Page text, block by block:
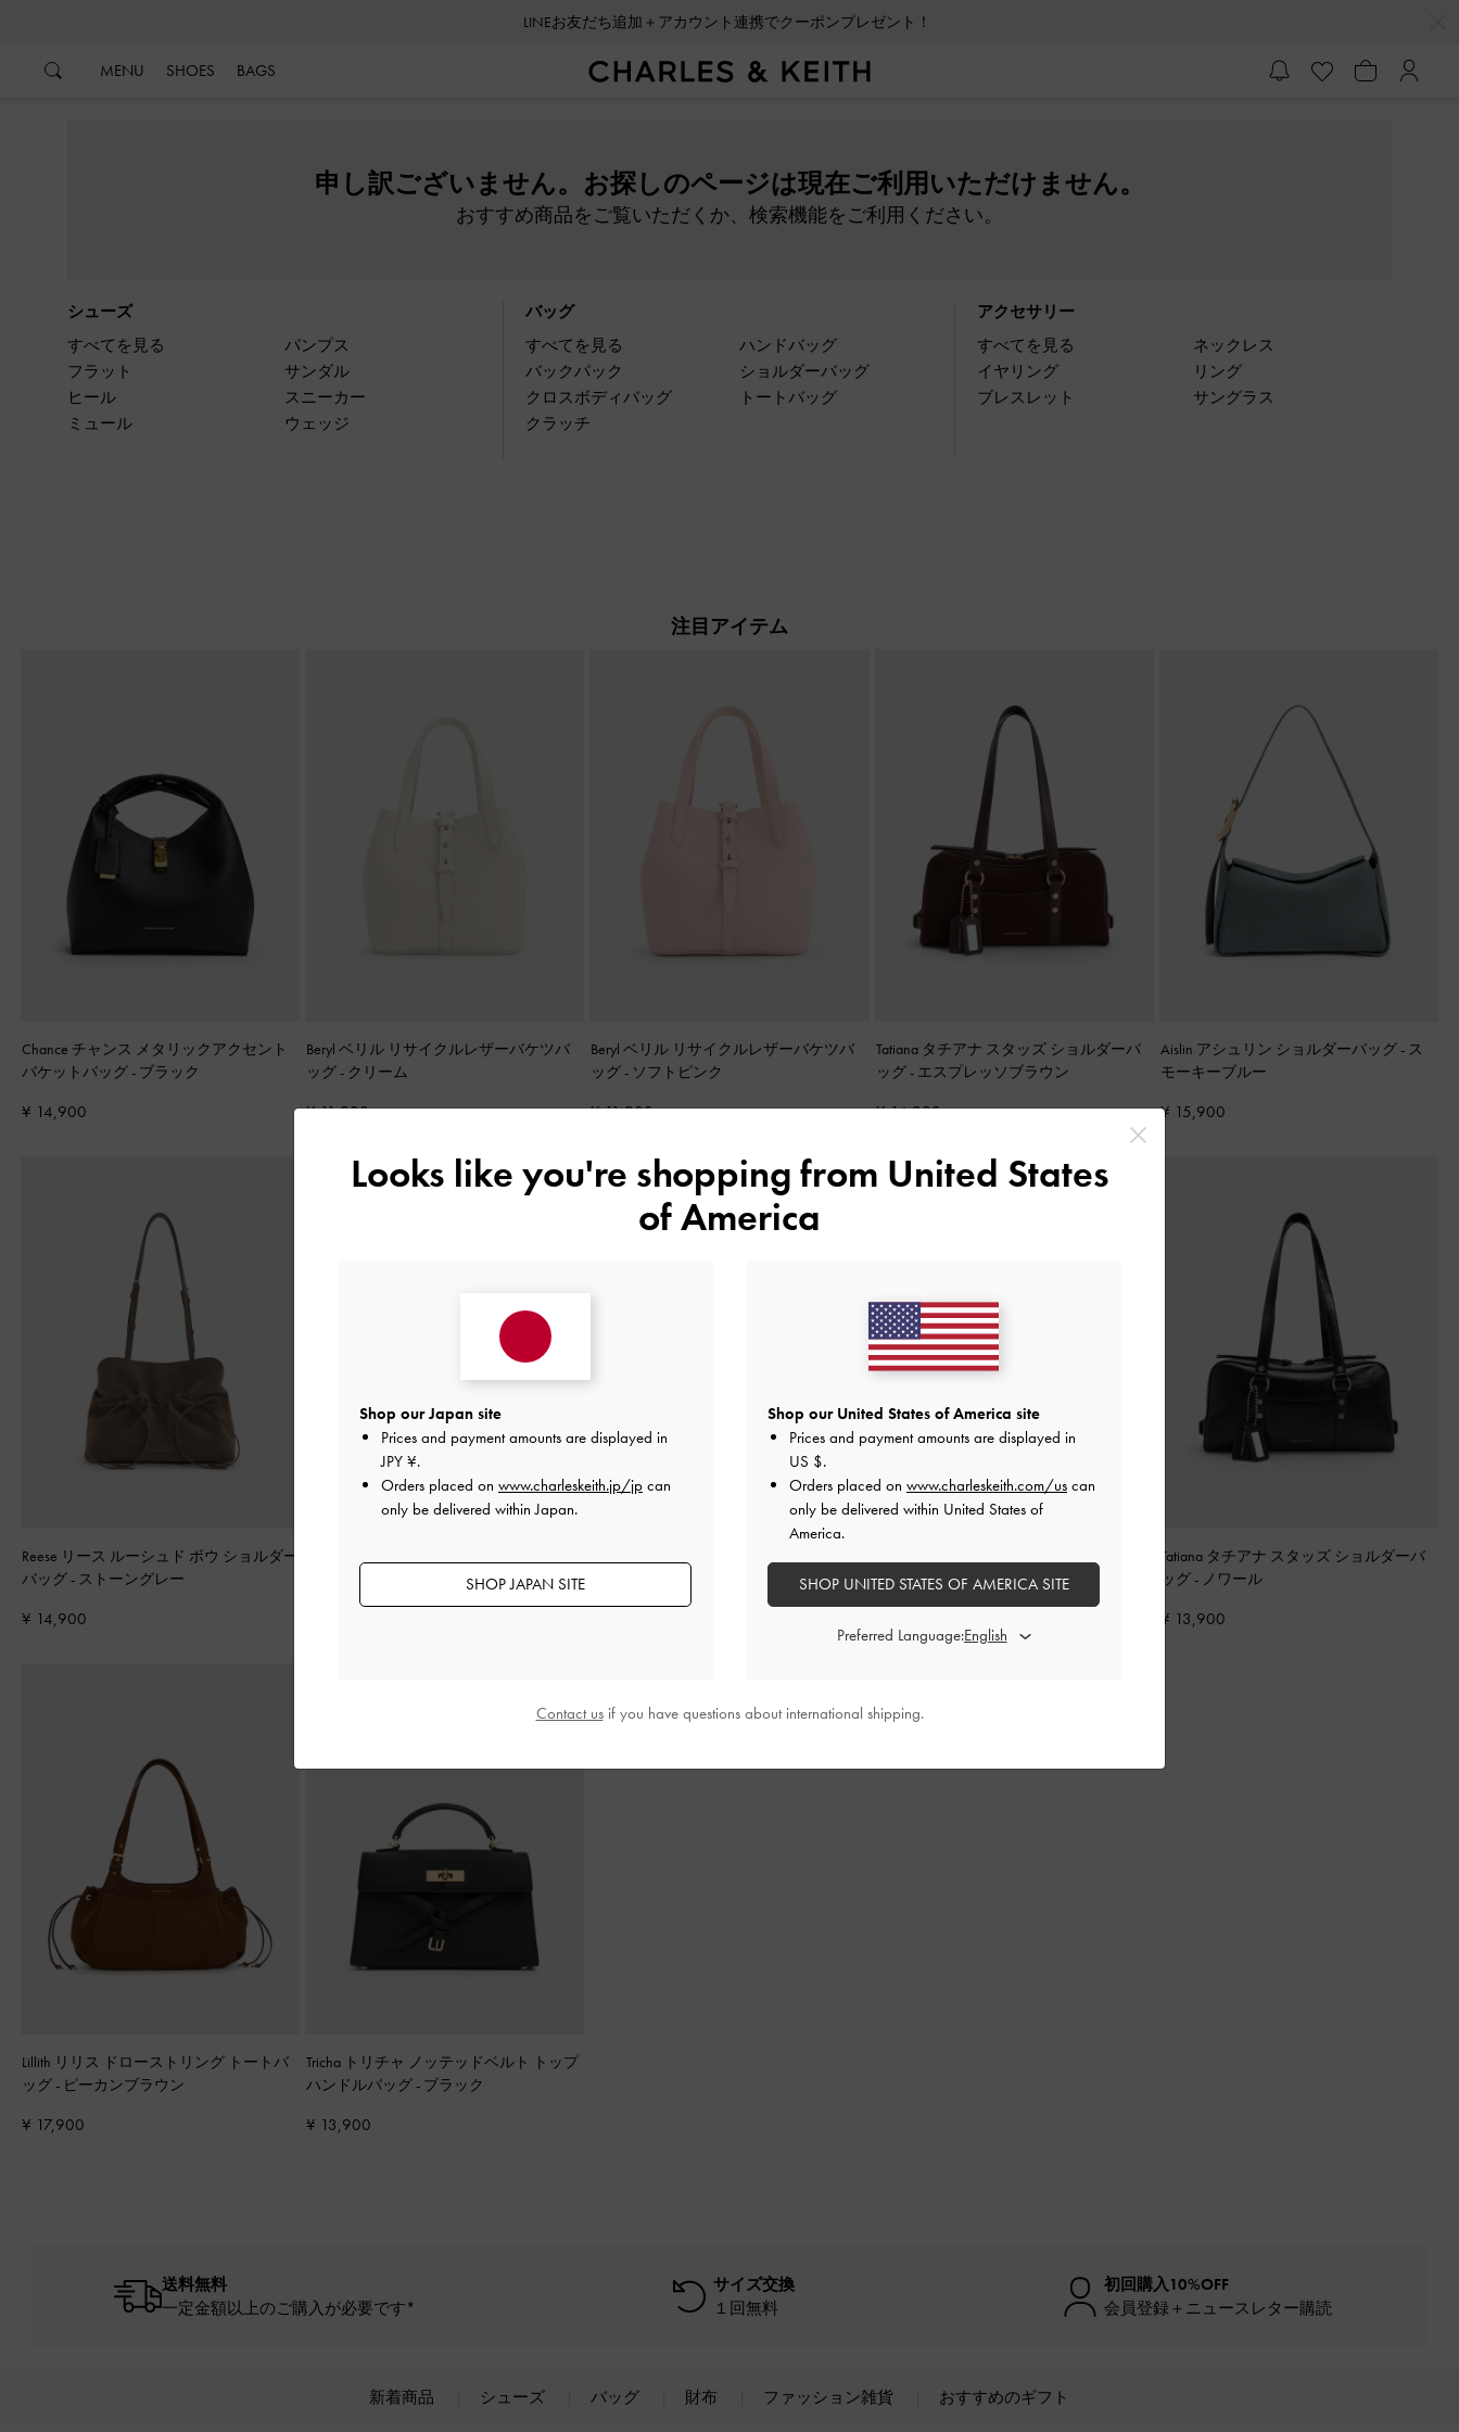
LINEお友だち追加＋アカウント連携でクーポンプレゼント！
MENU SHOES BAGS
申し訳ございません。お探しのページは現在ご利用いただけません。
おすすめ商品をご覧いただくか、検索機能をご利用ください。
シューズ
すべてを見る
フラット
ヒール
ミュール
パンプス
サンダル
スニーカー
ウェッジ
バッグ
すべてを見る
バックパック
クロスボディバッグ
クラッチ
ハンドバッグ
ショルダーバッグ
トートバッグ
アクセサリー
すべてを見る
イヤリング
ブレスレット
ネックレス
リング
サングラス
注目アイテム
Chance チャンス メタリックアクセント
バケットバッグ - ブラック
¥ 14,900
Beryl ベリル リサイクルレザーバケツバ
ッグ - クリーム
¥ 11,900
Beryl ベリル リサイクルレザーバケツバ
ッグ - ソフトピンク
¥ 11,900
Tatiana タチアナ スタッズ ショルダーバ
ッグ - エスプレッソブラウン
¥ 14,900
Aislin アシュリン ショルダーバッグ - ス
モーキーブルー
¥ 15,900
Reese リース ルーシュド ボウ ショルダー
バッグ - ストーングレー
¥ 14,900
ワインベリーレッ
ブラックテクスチャー
Tatiana タチアナ スタッズ ショルダーバ
ッグ - ノワール
¥ 13,900
Lillith リリス ドローストリング トートバ
ッグ - ピーカンブラウン
¥ 17,900
Tricha トリチャ ノッテッドベルト トップ
ハンドルバッグ - ブラック
¥ 13,900
送料無料
一定金額以上のご購入が必要です*
サイズ交換
１回無料
初回購入10%OFF
会員登録＋ニュースレター購読
新着商品 シューズ バッグ 財布 ファッション雑貨 おすすめのギフト
Looks like you're shopping from United States
of America
Shop our Japan site
Prices and payment amounts are displayed in
JPY ¥.
Orders placed on www.charleskeith.jp/jp can
only be delivered within Japan.
SHOP JAPAN SITE
Shop our United States of America site
Prices and payment amounts are displayed in
US $.
Orders placed on www.charleskeith.com/us can
only be delivered within United States of
America.
SHOP UNITED STATES OF AMERICA SITE
Preferred Language:
Contact usif you have questions about international shipping.